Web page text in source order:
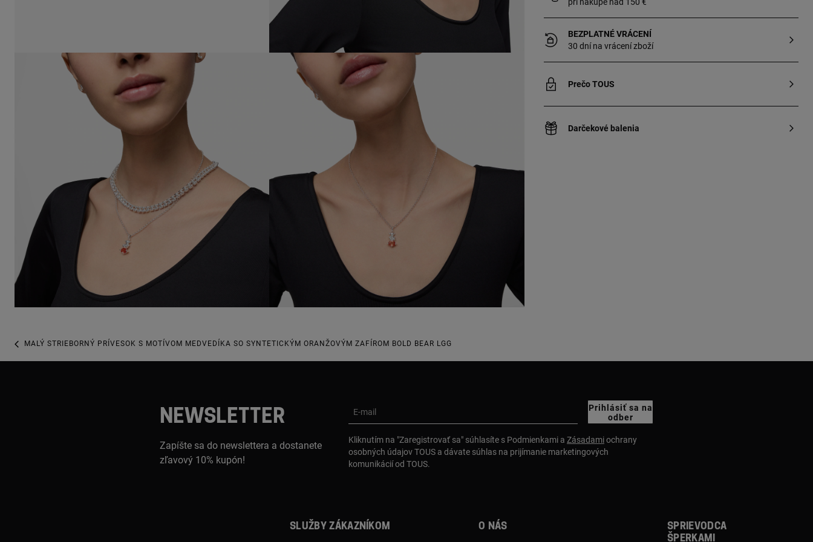
Veľkosť motívu: 16 mm. Táto položka
nezahŕňa retiazku. Poznámka: Šperk
vytvorený so syntetickými drahokamami.
BEZPLATNÉ VRÁCENÍ
30 dní na vrácení zboží
Prečo TOUS
Darčekové balenia
MALÝ STRIEBORNÝ PRÍVESOK S MOTÍVOM MEDVEDÍKA SO SYNTETICKÝM ORANŽOVÝM ZAFÍROM BOLD BEAR LGG
NEWSLETTER
Zapíšte sa do newslettera a dostanete
zľavový 10% kupón!
E-mail
Prihlásiť sa na
odber
Kliknutím na "Zaregistrovať sa" súhlasíte s Podmienkami a Zásadamiochrany
osobných údajov TOUS a dávate súhlas na prijímanie marketingových
komunikácií od TOUS.
Služby zákazníkom O nás
Sprievodca
šperkami